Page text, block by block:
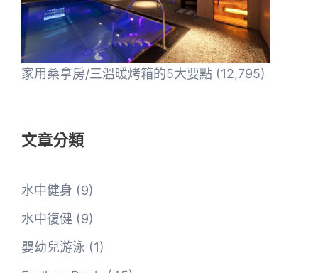
家用桑拿房/三溫暖烤箱的5大要點 (12,795)
文章分類
水中健身 (9)
水中復健 (9)
嬰幼兒游泳 (1)